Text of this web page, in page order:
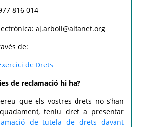
816 014
aj.arboli@altanet.org
de:
de Drets
de reclamació hi ha?
que els vostres drets no s’han
teniu dret a presentar
de tutela de drets davant